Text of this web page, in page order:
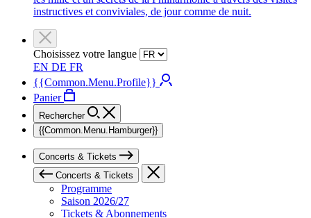
instructives et conviviales, de jour comme de nuit.
Choisissez votre langue
EN DE FR
{{Common.Menu.Profile}}
Panier
Rechercher
{{Common.Menu.Hamburger}}
Concerts & Tickets
Concerts & Tickets
Programme
Saison 2026/27
Tickets & Abonnements